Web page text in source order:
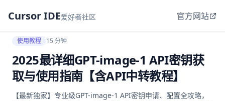
Cursor IDE爱好者社区 官方网站
使用教程 15 分钟
2025最详细GPT-image-1 API密钥获
取与使用指南【含API中转教程】
【最新独家】专业级GPT-image-1 API密钥申请、配置全攻略，